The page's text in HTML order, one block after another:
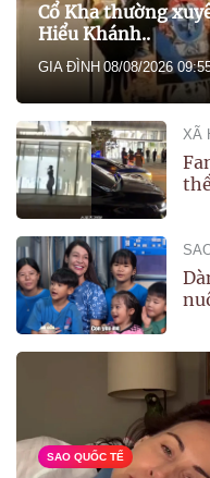
Cổ Kha thường
Hiểu Khánh..
GIA ĐÌNH 08/08/2026
XÃ
SAO QUỐC TẾ